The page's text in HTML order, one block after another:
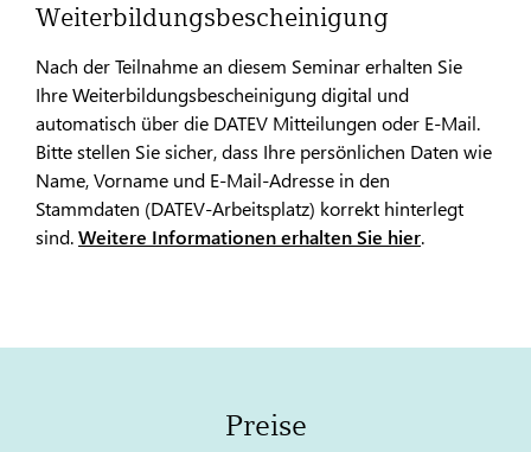
Weiterbildungsbescheinigung
Nach der Teilnahme an diesem Seminar erhalten Sie
Ihre Weiterbildungsbescheinigung digital und
automatisch über die DATEV Mitteilungen oder E-Mail.
Bitte stellen Sie sicher, dass Ihre persönlichen Daten wie
Name, Vorname und E-Mail-Adresse in den
Stammdaten (DATEV-Arbeitsplatz) korrekt hinterlegt
sind.Weitere Informationen erhalten Sie hier.
Preise